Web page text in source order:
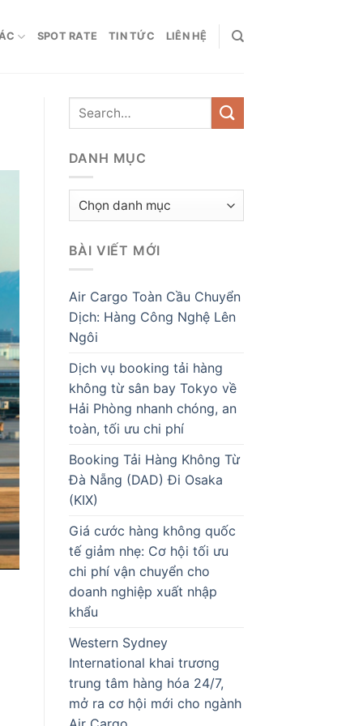
SPOT RATE TIN TỨC LIÊN HỆ
DANH MỤC
Danh
BÀI VIẾT MỚI
Air Cargo Toàn Cầu Chuyển
Dịch: Hàng Công Nghệ Lên
Ngôi
Dịch vụ booking tải hàng
không từ sân bay Tokyo về
Hải Phòng nhanh chóng, an
toàn, tối ưu chi phí
Booking Tải Hàng Không Từ
Đà Nẵng (DAD) Đi Osaka
(KIX)
Giá cước hàng không quốc
tế giảm nhẹ: Cơ hội tối ưu
chi phí vận chuyển cho
doanh nghiệp xuất nhập
khẩu
Western Sydney
International khai trương
trung tâm hàng hóa 24/7,
mở ra cơ hội mới cho ngành